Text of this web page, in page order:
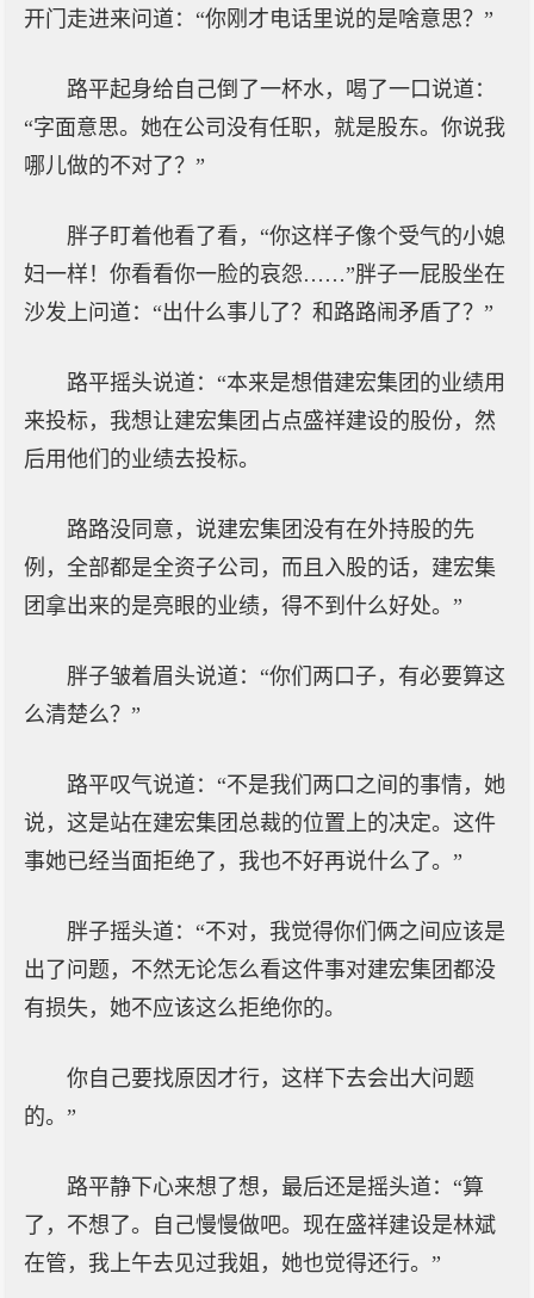
开门走进来问道：“你刚才电话里说的是啥意思？”
路平起身给自己倒了一杯水，喝了一口说道：
“字面意思。她在公司没有任职，就是股东。你说我
哪儿做的不对了？”
胖子盯着他看了看，“你这样子像个受气的小媳
妇一样！你看看你一脸的哀怨……”胖子一屁股坐在
沙发上问道：“出什么事儿了？和路路闹矛盾了？”
路平摇头说道：“本来是想借建宏集团的业绩用
来投标，我想让建宏集团占点盛祥建设的股份，然
后用他们的业绩去投标。
路路没同意，说建宏集团没有在外持股的先
例，全部都是全资子公司，而且入股的话，建宏集
团拿出来的是亮眼的业绩，得不到什么好处。”
胖子皱着眉头说道：“你们两口子，有必要算这
么清楚么？”
路平叹气说道：“不是我们两口之间的事情，她
说，这是站在建宏集团总裁的位置上的决定。这件
事她已经当面拒绝了，我也不好再说什么了。”
胖子摇头道：“不对，我觉得你们俩之间应该是
出了问题，不然无论怎么看这件事对建宏集团都没
有损失，她不应该这么拒绝你的。
你自己要找原因才行，这样下去会出大问题
的。”
路平静下心来想了想，最后还是摇头道：“算
了，不想了。自己慢慢做吧。现在盛祥建设是林斌
在管，我上午去见过我姐，她也觉得还行。”